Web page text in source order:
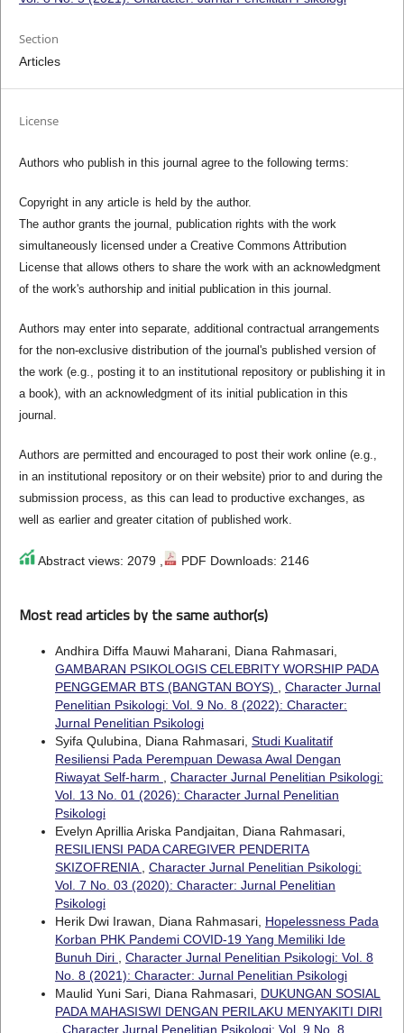
Section
Articles
License
Authors who publish in this journal agree to the following terms:
Copyright in any article is held by the author.
The author grants the journal, publication rights with the work
simultaneously licensed under a Creative Commons Attribution
License that allows others to share the work with an acknowledgment
of the work's authorship and initial publication in this journal.
Authors may enter into separate, additional contractual arrangements
for the non-exclusive distribution of the journal's published version of
the work (e.g., posting it to an institutional repository or publishing it in
a book), with an acknowledgment of its initial publication in this
journal.
Authors are permitted and encouraged to post their work online (e.g.,
in an institutional repository or on their website) prior to and during the
submission process, as this can lead to productive exchanges, as
well as earlier and greater citation of published work.
Abstract views: 2079 , PDF Downloads: 2146
Most read articles by the same author(s)
Andhira Diffa Mauwi Maharani, Diana Rahmasari,
GAMBARAN PSIKOLOGIS CELEBRITY WORSHIP PADA
PENGGEMAR BTS (BANGTAN BOYS)
Character Jurnal
Penelitian Psikologi: Vol. 9 No. 8 (2022): Character:
Jurnal Penelitian Psikologi
Syifa Qulubina, Diana Rahmasari, Studi Kualitatif
Resiliensi Pada Perempuan Dewasa Awal Dengan
Riwayat Self-harm
Character Jurnal Penelitian Psikologi:
Vol. 13 No. 01 (2026): Character Jurnal Penelitian
Psikologi
Evelyn Aprillia Ariska Pandjaitan, Diana Rahmasari,
RESILIENSI PADA CAREGIVER PENDERITA
SKIZOFRENIA
Character Jurnal Penelitian Psikologi:
Vol. 7 No. 03 (2020): Character: Jurnal Penelitian
Psikologi
Herik Dwi Irawan, Diana Rahmasari, Hopelessness Pada
Korban PHK Pandemi COVID-19 Yang Memiliki Ide
Bunuh Diri
Character Jurnal Penelitian Psikologi: Vol. 8
No. 8 (2021): Character: Jurnal Penelitian Psikologi
Maulid Yuni Sari, Diana Rahmasari, DUKUNGAN SOSIAL
PADA MAHASISWI DENGAN PERILAKU MENYAKITI DIRI
Character Jurnal Penelitian Psikologi: Vol. 9 No. 8